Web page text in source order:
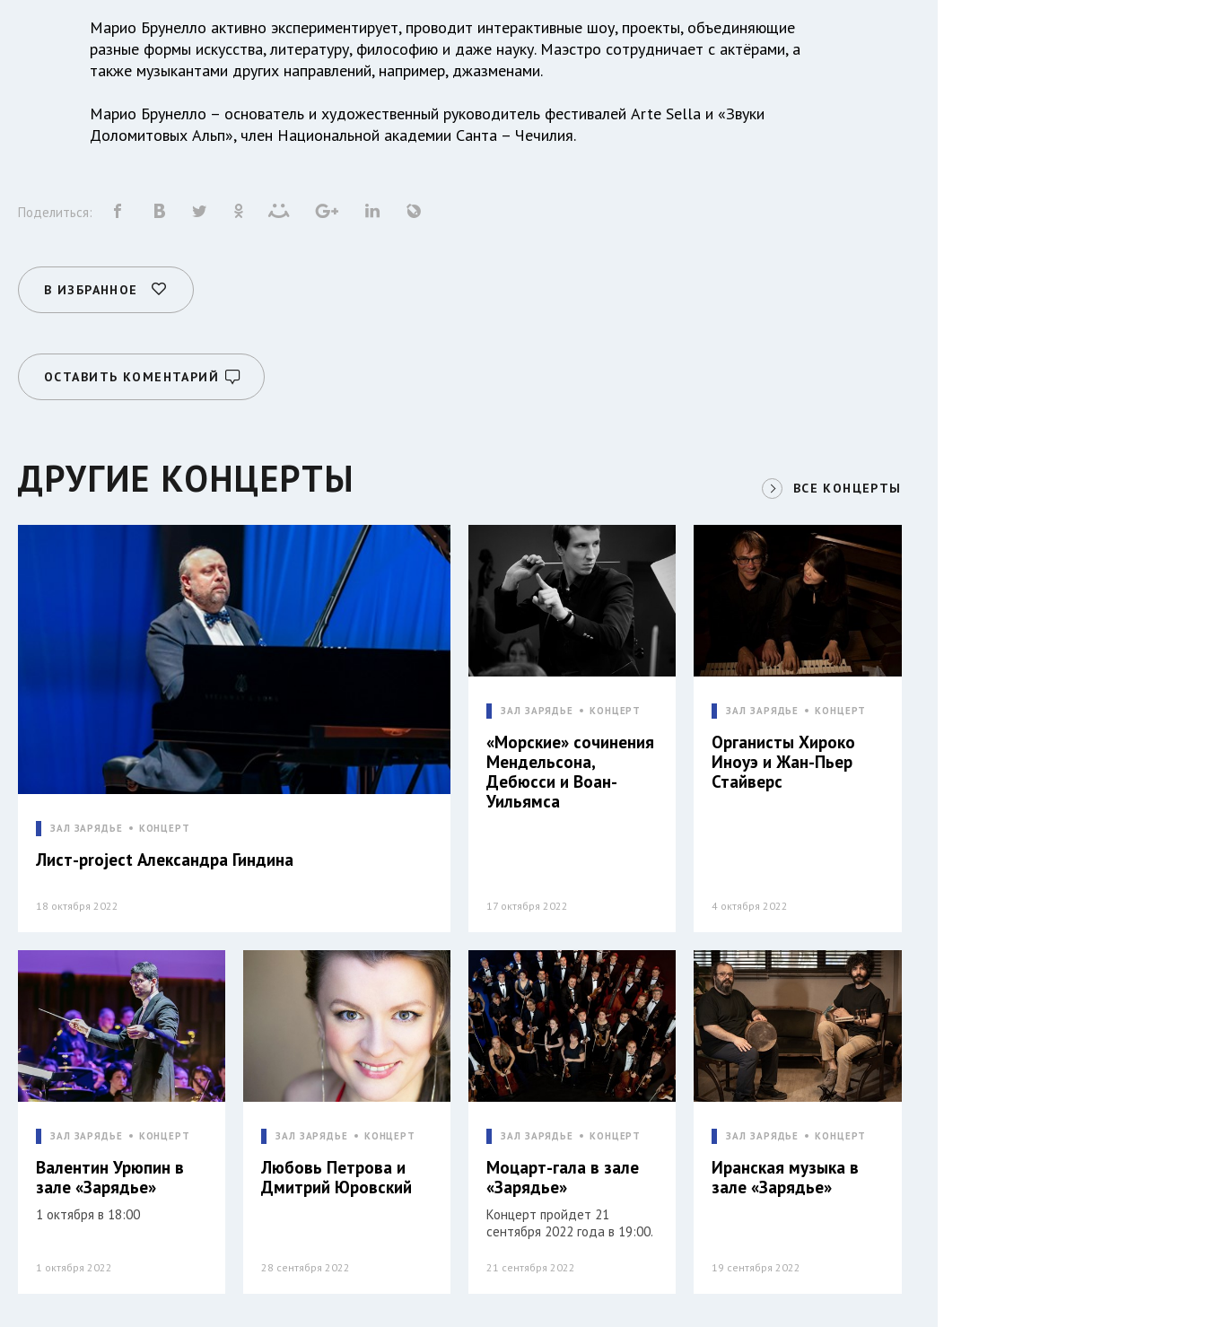
Марио Брунелло активно экспериментирует, проводит интерактивные шоу, проекты, объединяющие
разные формы искусства, литературу, философию и даже науку. Маэстро сотрудничает с актёрами, а
также музыкантами других направлений, например, джазменами.
Марио Брунелло – основатель и художественный руководитель фестивалей Arte Sella и «Звуки
Доломитовых Альп», член Национальной академии Санта – Чечилия.
Поделиться:
В ИЗБРАННОЕ
ОСТАВИТЬ КОМЕНТАРИЙ
ДРУГИЕ КОНЦЕРТЫ ВСЕ КОНЦЕРТЫ
ЗАЛ ЗАРЯДЬЕ КОНЦЕРТ
Лист-project Александра Гиндина
18 октября 2022
ЗАЛ ЗАРЯДЬЕ КОНЦЕРТ
«Морские» сочинения
Мендельсона,
Дебюсси и Воан-
Уильямса
17 октября 2022
ЗАЛ ЗАРЯДЬЕ КОНЦЕРТ
Органисты Хироко
Иноуэ и Жан-Пьер
Стайверс
4 октября 2022
ЗАЛ ЗАРЯДЬЕ КОНЦЕРТ
Валентин Урюпин в
зале «Зарядье»
1 октября в 18:00
1 октября 2022
ЗАЛ ЗАРЯДЬЕ КОНЦЕРТ
Любовь Петрова и
Дмитрий Юровский
28 сентября 2022
ЗАЛ ЗАРЯДЬЕ КОНЦЕРТ
Моцарт-гала в зале
«Зарядье»
Концерт пройдет 21
сентября 2022 года в 19:00.
21 сентября 2022
ЗАЛ ЗАРЯДЬЕ КОНЦЕРТ
Иранская музыка в
зале «Зарядье»
19 сентября 2022